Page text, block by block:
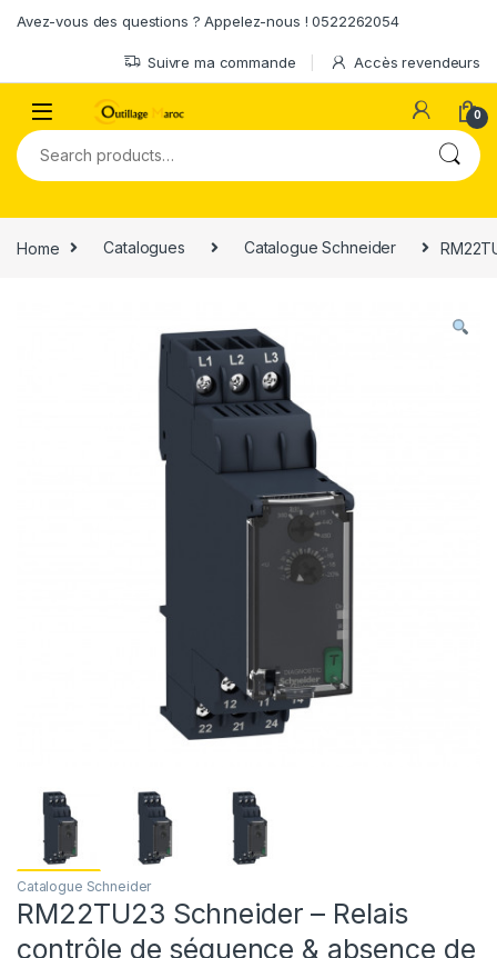
Avez-vous des questions ? Appelez-nous ! 0522262054
Suivre ma commande Accès revendeurs
0
Search for:
Home Catalogues Catalogue Schneider
Catalogue Schneider
RM22TU23 Schneider – Relais
contrôle de séquence & absence de